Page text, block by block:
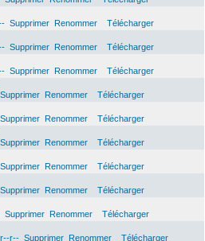
Supprimer Renommer
Télécharger
Supprimer Renommer
Télécharger
Supprimer Renommer
Télécharger
Supprimer Renommer
Télécharger
Supprimer Renommer
Télécharger
Supprimer Renommer
Télécharger
Supprimer Renommer
Télécharger
Supprimer Renommer
Télécharger
Supprimer Renommer
Télécharger
r-- Supprimer Renommer Télécharger